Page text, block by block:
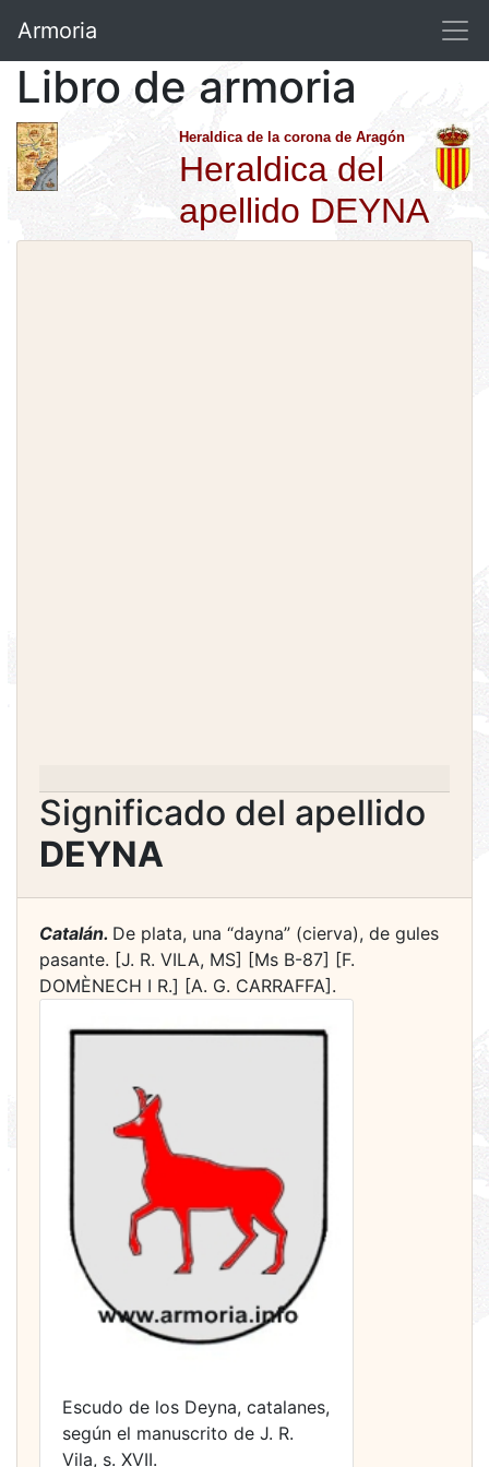
Armoria
Libro de armoria
Heraldica de la corona de Aragón
Heraldica del
apellido DEYNA
Significado del apellido
DEYNA
Catalán. De plata, una “dayna” (cierva), de gules
pasante. [J. R. VILA, MS] [Ms B-87] [F.
DOMÈNECH I R.] [A. G. CARRAFFA].
Escudo de los Deyna, catalanes,
según el manuscrito de J. R.
Vila, s. XVII.